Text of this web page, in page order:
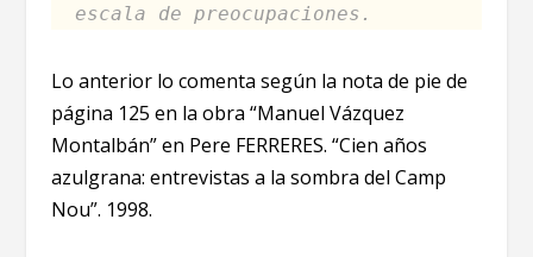
escala de preocupaciones.
Lo anterior lo comenta según la nota de pie de
página 125 en la obra “Manuel Vázquez
Montalbán” en Pere FERRERES. “Cien años
azulgrana: entrevistas a la sombra del Camp
Nou”. 1998.